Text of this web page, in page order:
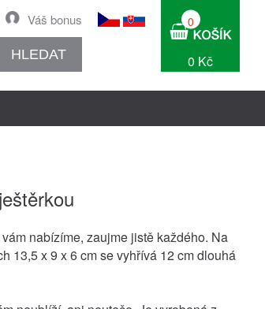
Váš bonus
HLEDAT
0
0 Kč
vám nabízíme, zaujme jistě každého. Na
13,5 x 9 x 6 cm se vyhřívá 12 cm dlouhá